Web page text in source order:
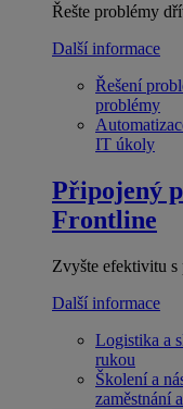
Řešte problémy
Další informace
Řešení
problémy
IT úkoly
Připojený
Frontline
Zvyšte efektivitu s
Další informace
Logistika a
rukou
Školení a
zaměstnání